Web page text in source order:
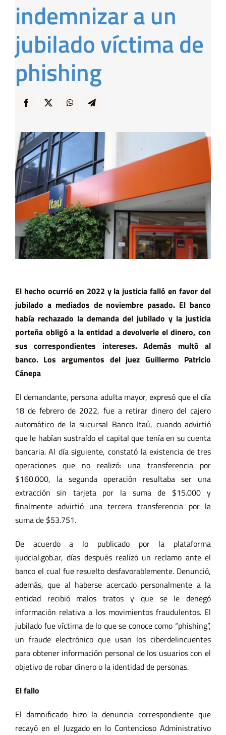
… y Cigarras
indemnizar a un
jubilado víctima de
phishing
El hecho ocurrió en 2022 y la justicia falló en favor del
jubilado a mediados de noviembre pasado. El banco
había rechazado la demanda del jubilado y la justicia
porteña obligó a la entidad a devolverle el dinero, con
sus correspondientes intereses. Además multó al
banco. Los argumentos del juez Guillermo Patricio
Cánepa
El demandante, persona adulta mayor, expresó que el día
18 de febrero de 2022, fue a retirar dinero del cajero
automático de la sucursal Banco Itaú, cuando advirtió
que le habían sustraído el capital que tenía en su cuenta
bancaria. Al día siguiente, constató la existencia de tres
operaciones que no realizó: una transferencia por
$160.000, la segunda operación resultaba ser una
extracción sin tarjeta por la suma de $15.000 y
finalmente advirtió una tercera transferencia por la
suma de $53.751.
De acuerdo a lo publicado por la plataforma
ijudcial.gob.ar, días después realizó un reclamo ante el
banco el cual fue resuelto desfavorablemente. Denunció,
además, que al haberse acercado personalmente a la
entidad recibió malos tratos y que se le denegó
información relativa a los movimientos fraudulentos. El
jubilado fue víctima de lo que se conoce como “phishing”,
un fraude electrónico que usan los ciberdelincuentes
para obtener información personal de los usuarios con el
objetivo de robar dinero o la identidad de personas.
El fallo
El damnificado hizo la denuncia correspondiente que
recayó en el Juzgado en lo Contencioso Administrativo